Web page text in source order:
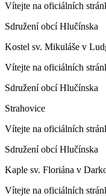
Vítejte na oficiálních
Sdružení obcí Hlučínska
Kostel sv. Mikuláše v
Vítejte na oficiálních
Sdružení obcí Hlučínska
Strahovice
Vítejte na oficiálních
Sdružení obcí Hlučínska
Kaple sv. Floriána v
Vítejte na oficiálních